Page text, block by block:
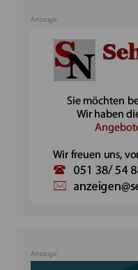
Anzeige
Anzeige